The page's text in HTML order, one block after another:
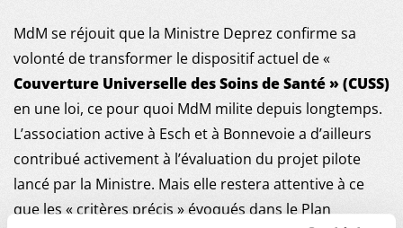
MdM se réjouit que la Ministre Deprez confirme sa
volonté de transformer le dispositif actuel de «
Couverture Universelle des Soins de Santé » (CUSS)
en une loi, ce pour quoi MdM milite depuis longtemps.
L’association active à Esch et à Bonnevoie a d’ailleurs
contribué activement à l’évaluation du projet pilote
lancé par la Ministre. Mais elle restera attentive à ce
que les « critères précis » évoqués dans le Plan